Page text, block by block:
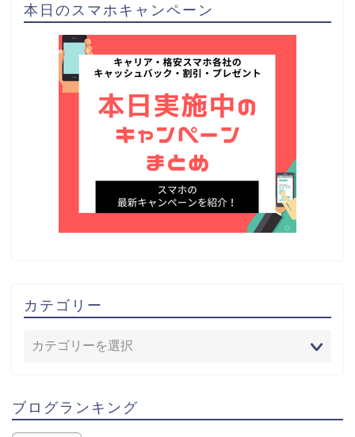
本日のスマホキャンペーン
カテゴリー
ブログランキング